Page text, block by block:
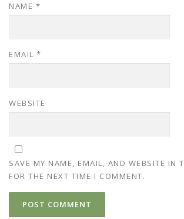
NAME *
EMAIL *
WEBSITE
SAVE MY NAME, EMAIL, AND WEBSITE IN
FOR THE NEXT TIME I COMMENT.